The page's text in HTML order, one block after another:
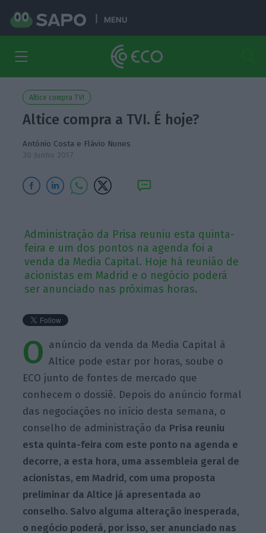
MENU
Altice compra TVI
Altice compra a TVI. É hoje?
António Costa e Flávio Nunes
30 Junho 2017
Administração da Prisa reuniu esta quinta-
feira e um dos pontos na agenda foi a
venda da Media Capital. Hoje há reunião de
acionistas em Madrid e o negócio poderá
ser anunciado nas próximas horas.
O anúncio da venda da Media Capital à
Altice pode estar por horas, soube o
ECO junto de fontes de mercado que
conhecem o dossiê. Depois do anúncio formal
das negociações no início desta semana, o
conselho de administração da Prisa reuniu
esta quinta-feira com este ponto na agenda e
decorre, a esta hora, uma assembleia geral de
acionistas, em Madrid, com uma proposta
preliminar da Altice já apresentada ao
conselho. Salvo alguma alteração inesperada,
o negócio poderá, por isso, ser anunciado nas